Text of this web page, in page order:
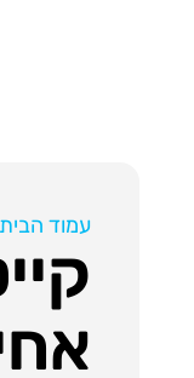
עמוד הבית